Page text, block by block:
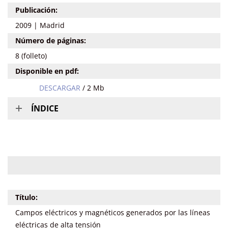
Publicación:
2009 | Madrid
Número de páginas:
8 (folleto)
Disponible en pdf:
DESCARGAR / 2 Mb
ÍNDICE
Título:
Campos eléctricos y magnéticos generados por las líneas
eléctricas de alta tensión